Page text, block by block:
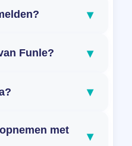
▾
Funle? ▾
▾
met
▾